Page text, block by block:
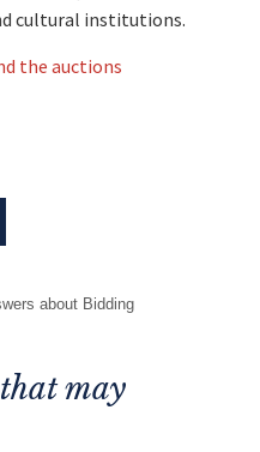
cultural institutions.
the auctions
about Bidding
may